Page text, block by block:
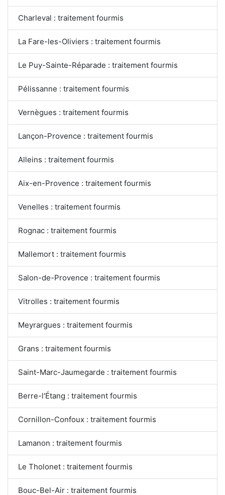
Charleval : traitement fourmis
La Fare-les-Oliviers : traitement fourmis
Le Puy-Sainte-Réparade : traitement fourmis
Pélissanne : traitement fourmis
Vernègues : traitement fourmis
Lançon-Provence : traitement fourmis
Alleins : traitement fourmis
Aix-en-Provence : traitement fourmis
Venelles : traitement fourmis
Rognac : traitement fourmis
Mallemort : traitement fourmis
Salon-de-Provence : traitement fourmis
Vitrolles : traitement fourmis
Meyrargues : traitement fourmis
Grans : traitement fourmis
Saint-Marc-Jaumegarde : traitement fourmis
Berre-l'Étang : traitement fourmis
Cornillon-Confoux : traitement fourmis
Lamanon : traitement fourmis
Le Tholonet : traitement fourmis
Bouc-Bel-Air : traitement fourmis